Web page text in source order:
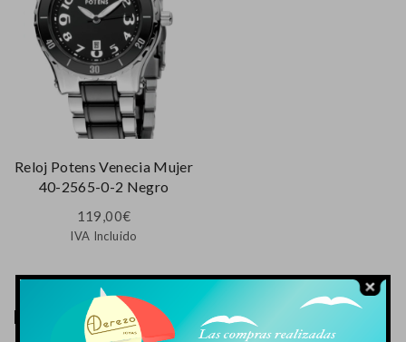
Reloj Potens Venecia Mujer
40-2565-0-2 Negro
119,00€
IVA Incluido
Menú Productos